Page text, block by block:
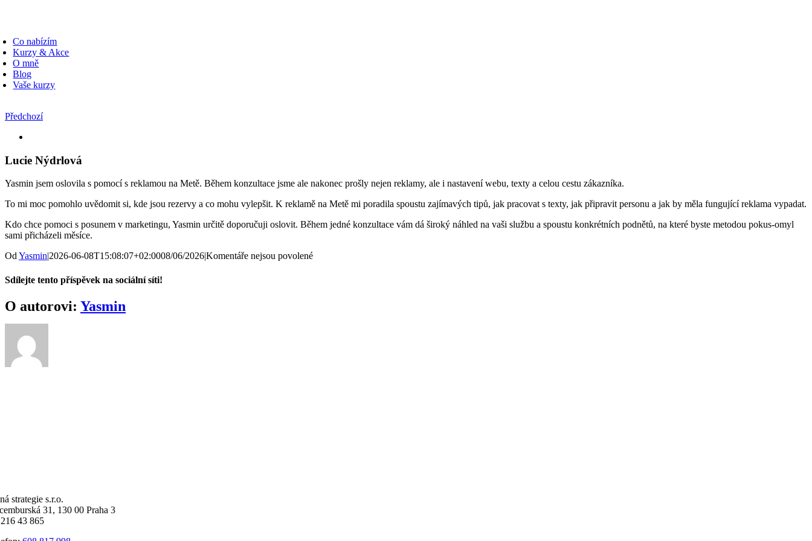
Co nabízím
Kurzy & Akce
O mně
Blog
Vaše kurzy
Předchozí
obrázek
Lucie Nýdrlová
Yasmin jsem oslovila s pomocí s reklamou na Metě. Během konzultace jsme ale nakonec prošly nejen reklamy, ale i nastavení webu, texty a celou cestu zákazníka.
To mi moc pomohlo uvědomit si, kde jsou rezervy a co mohu vylepšit. K reklamě na Metě mi poradila spoustu zajímavých tipů, jak pracovat s texty, jak připravit personu a jak by měla fungující reklama vypadat.
Kdo chce pomoci s posunem v marketingu, Yasmin určitě doporučuji oslovit. Během jedné konzultace vám dá široký náhled na vaši službu a spoustu konkrétních podnětů, na které byste metodou pokus-omyl
sami přicházeli měsíce.
OdYasmin|2026-06-08T15:08:07+02:0008/06/2026|Komentáře nejsou povolenéu
Sdílejte tento příspěvek na sociální síti!
Facebook
X
Reddit
LinkedIn
WhatsApp
Telegram
Pinterest
O autorovi: Yasmin
strategie s.r.o.
31, 130 00 Praha 3
43 865